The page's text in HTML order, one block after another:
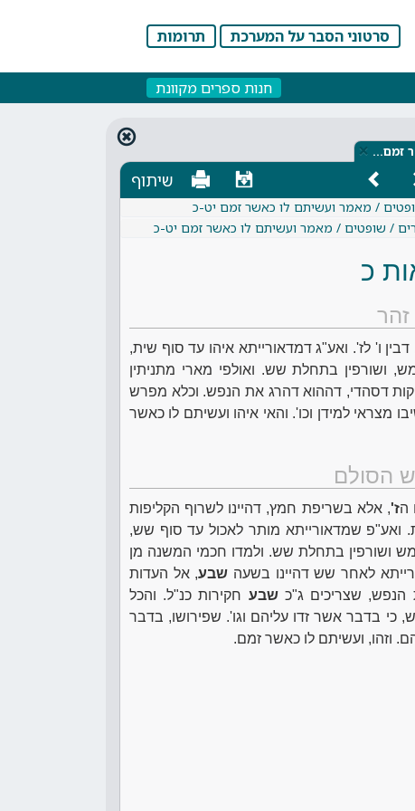
סרטוני הסבר על המערכת תרומות
חנות ספרים מקוונת
זמם… ×
שיתוף
/ מאמר ועשיתם לו כאשר זמם יט-כ
/ שופטים / מאמר ועשיתם לו כאשר זמם יט-כ
כ
זהר
ו' לז'. ואע"ג דמדאורייתא איהו עד סוף שית,
ושורפין בתחלת שש. ואולפי מארי מתניתין
דסהדי, דההוא דהרג את הנפש. וכלא מפרש
מצראי למידן וכו'. והאי איהו ועשיתם לו כאשר
הסולם
הז', אלא בשריפת חמץ, דהיינו לשרוף הקליפות
ואע"פ שמדאורייתא מותר לאכול עד סוף שש,
ושורפין בתחלת שש. ולמדו חכמי המשנה מן
לאחר שש דהיינו בשעה שבע, אל העדות
הנפש, שצריכים ג"כשבע חקירות כנ"ל. והכל
כי בדבר אשר זדו עליהם וגו'. שפירושו, בדבר
וזהו, ועשיתם לו כאשר זמם.